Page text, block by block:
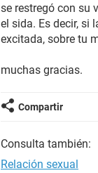
se restregó con su
el sida. Es decir, si
excitada, sobre tu
muchas gracias.
Compartir
Consulta también:
Relación sexual